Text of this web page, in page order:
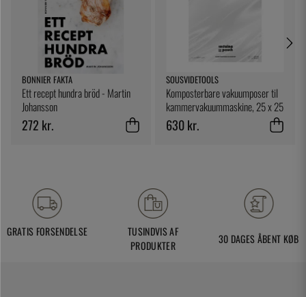
BONNIER FAKTA
Ett recept hundra bröd - Martin
Johansson
272 kr.
SOUSVIDETOOLS
Komposterbare vakuumposer til
kammervakuummaskine, 25 x 25
cm, 200-pak - SousVideTools
630 kr.
GRATIS FORSENDELSE
TUSINDVIS AF
PRODUKTER
30 DAGES ÅBENT KØB